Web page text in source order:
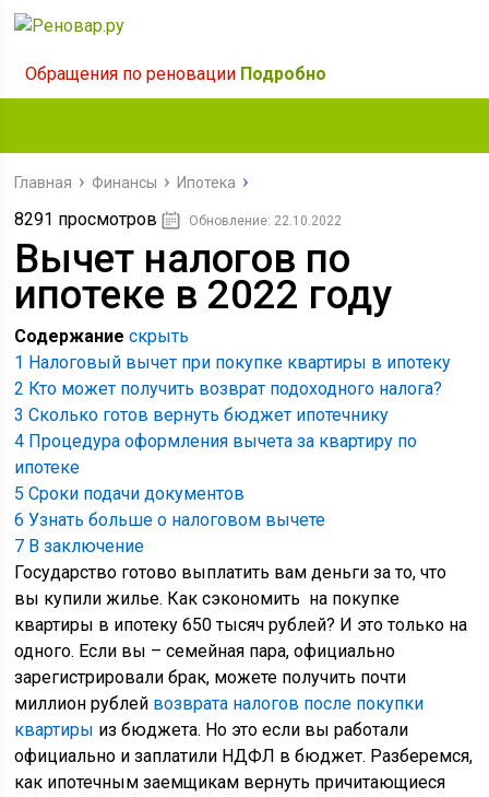
Обращения по реновации Подробно
Главная Финансы Ипотека
8291 просмотров Обновление: 22.10.2022
Вычет налогов по
ипотеке в 2022 году
Содержание скрыть
1 Налоговый вычет при покупке квартиры в ипотеку
2 Кто может получить возврат подоходного налога?
3 Сколько готов вернуть бюджет ипотечнику
4 Процедура оформления вычета за квартиру по
ипотеке
5 Сроки подачи документов
6 Узнать больше о налоговом вычете
7 В заключение
Государство готово выплатить вам деньги за то, что
вы купили жилье. Как сэкономить на покупке
квартиры в ипотеку 650 тысяч рублей? И это только на
одного. Если вы – семейная пара, официально
зарегистрировали брак, можете получить почти
миллион рублей возврата налогов после покупки
квартиры из бюджета. Но это если вы работали
официально и заплатили НДФЛ в бюджет. Разберемся,
как ипотечным заемщикам вернуть причитающиеся